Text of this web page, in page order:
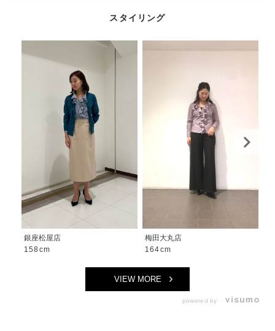
スタイリング
銀座松屋店
158cm
梅田大丸店
164cm
VIEW MORE
powered by